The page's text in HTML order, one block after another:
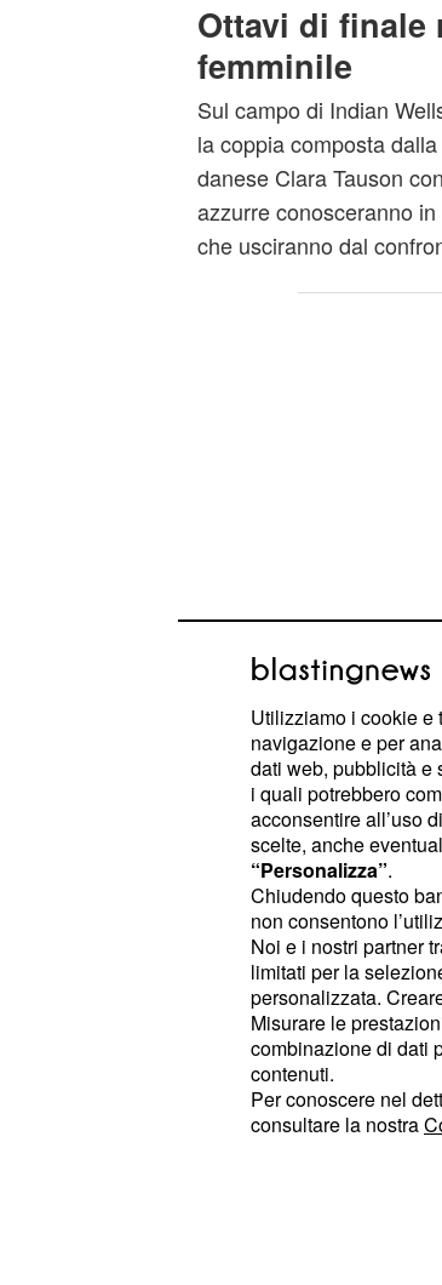
Ottavi di
femminile
Sul campo di Indian
la coppia composta
danese Clara Tauson
azzurre conosceranno
che usciranno dal
Prestazione
Le due atlete hanno
dall’inizio, dominando
secondo parziale, la
tie‑break, vinto dalle
capacità di gestire i
Prospettive
Ora Errani e Paolini
del prossimo turno: la
e Sorana Cîrstea
risultato ottenuto oggi
proseguire la loro
Utilizziamo i cookie e
navigazione e per
dati web, pubblicità e
i quali potrebbero
acconsentire all’uso
scelte, anche
“Personalizza”.
Chiudendo questo
non consentono
Noi e i nostri partner
limitati per la
personalizzata.
Misurare le
combinazione di dati
contenuti.
Per conoscere nel
consultare la nostra